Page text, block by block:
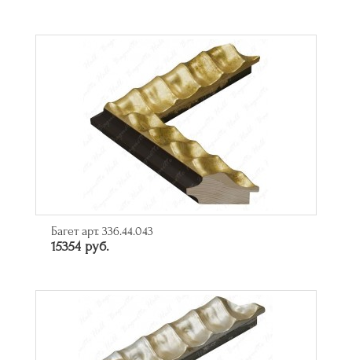
Багет арт. 336.44.043
15354 руб.